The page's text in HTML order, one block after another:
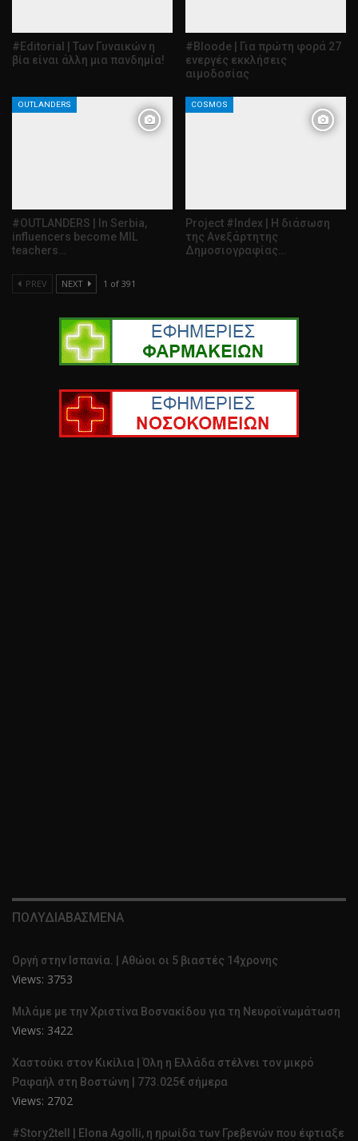
#Editorial | Των Γυναικών η
βία είναι άλλη μια πανδημία!
#Bloode | Για πρώτη φορά 27
ενεργές εκκλήσεις
αιμοδοσίας
OUTLANDERS
#OUTLANDERS | In Serbia,
influencers become MIL
teachers…
COSMOS
Project #Index | Η διάσωση
της Ανεξάρτητης
Δημοσιογραφίας…
PREV NEXT 1 of 391
ΠΟΛΥΔΙΑΒΑΣΜΕΝΑ
Οργή στην Ισπανία. | Αθώοι οι 5 βιαστές 14χρονης
Views: 3753
Μιλάμε με την Χριστίνα Βοσνακίδου για τη Νευροϊνωμάτωση
Views: 3422
Χαστούκι στον Κικίλια | Όλη η Ελλάδα στέλνει τον μικρό
Ραφαήλ στη Βοστώνη | 773.025€ σήμερα
Views: 2702
#Story2tell | Elona Agolli, η ηρωίδα των Γρεβενών που έφτιαξε